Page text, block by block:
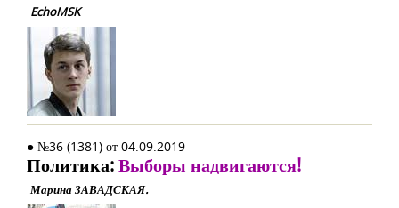
EchoMSK
● №36 (1381) от 04.09.2019
Политика:Выборы надвигаются!
Марина ЗАВАДСКАЯ.